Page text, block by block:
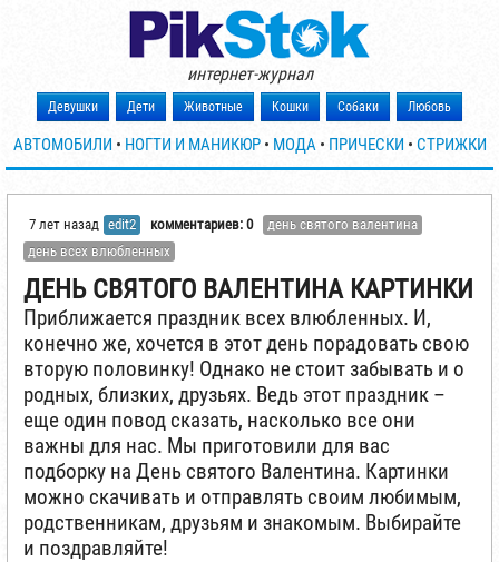
интернет-журнал
Девушки Дети Животные Кошки Собаки Любовь
АВТОМОБИЛИ • НОГТИ И МАНИКЮР• МОДА • ПРИЧЕСКИ • СТРИЖКИ
7 лет назад edit2 комментариев: 0
день святого валентина
день всех влюбленных
ДЕНЬ СВЯТОГО ВАЛЕНТИНА КАРТИНКИ
Приближается праздник всех влюбленных. И,
конечно же, хочется в этот день порадовать свою
вторую половинку! Однако не стоит забывать и о
родных, близких, друзьях. Ведь этот праздник –
еще один повод сказать, насколько все они
важны для нас. Мы приготовили для вас
подборку на День святого Валентина. Картинки
можно скачивать и отправлять своим любимым,
родственникам, друзьям и знакомым. Выбирайте
и поздравляйте!